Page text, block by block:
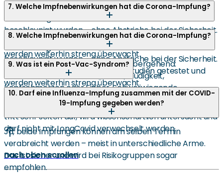
Die schnelle Zulassung war möglich, weil Forschung,
Finanzierung und Behördenverfahren weltweit
beschleunigt wurden – ohne Abstriche bei der Sicherheit.
Die Impfstoffe wurden in großen Studien getestet und
werden weiterhin streng überwacht.
7. Welche Impfnebenwirkungen hat die Corona-Impfung?
Die schnelle Zulassung war möglich, weil Forschung,
Finanzierung und Behördenverfahren weltweit
beschleunigt wurden – ohne Abstriche bei der Sicherheit.
Die Impfstoffe wurden in großen Studien getestet und
werden weiterhin streng überwacht.
8. Welche Impfnebenwirkungen hat die Corona-Impfung?
Häufige Nebenwirkungen sind vorübergehend:
Schmerzen an der Einstichstelle, Müdigkeit,
Kopfschmerzen oder Fieber. Schwerwiegende
Nebenwirkungen sind sehr selten.
9. Was ist ein Post-Vac-Syndrom?
Das Post-Vac-Syndrom bezeichnet anhaltende
gesundheitliche Beschwerden nach einer Impfung. Es
tritt sehr selten auf, wird wissenschaftlich untersucht und
darf nicht mit LongCovid verwechselt werden.
10. Darf eine Influenza-Impfung zusammen mit der COVID-
19-Impfung gegeben werden?
Ja, beide Impfungen können am selben Termin
verabreicht werden – meist in unterschiedliche Arme.
Das ist sicher und wird bei Risikogruppen sogar
empfohlen.
nach oben scrollen